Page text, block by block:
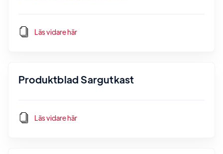
Läs vidare här
Produktblad Sargutkast
Läs vidare här